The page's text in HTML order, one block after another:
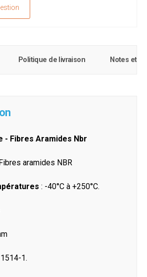
Politique de livraison Notes et
- Fibres Aramides Nbr
aramides NBR
: -40°C à +250°C.
1.